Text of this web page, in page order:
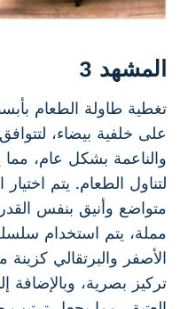
المشهد 3
تغطية طاولة الطعام
على خلفية بيضاء،
والناعمة بشكل عام،
لتناول الطعام. يتم
متواضع وأنيق بنفس
مملة، يتم استخدام
الأصفر والبرتقالي
تركيز بصرية،